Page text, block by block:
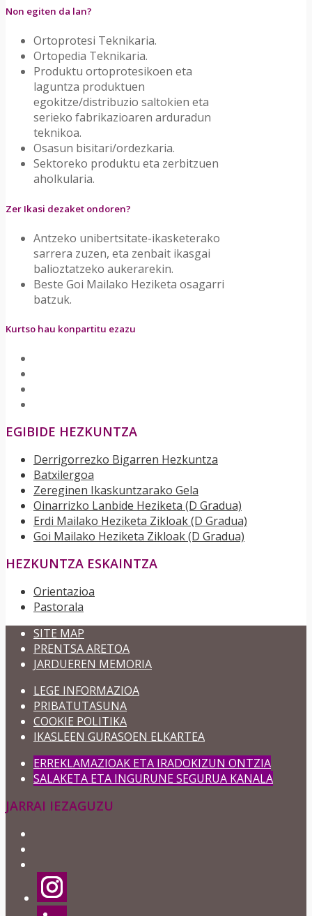
Non egiten da lan?
Ortoprotesi Teknikaria.
Ortopedia Teknikaria.
Produktu ortoprotesikoen eta
laguntza produktuen
egokitze/distribuzio saltokien eta
serieko fabrikazioaren arduradun
teknikoa.
Osasun bisitari/ordezkaria.
Sektoreko produktu eta zerbitzuen
aholkularia.
Zer Ikasi dezaket ondoren?
Antzeko unibertsitate-ikasketerako
sarrera zuzen, eta zenbait ikasgai
balioztatzeko aukerarekin.
Beste Goi Mailako Heziketa osagarri
batzuk.
Kurtso hau konpartitu ezazu
EGIBIDE HEZKUNTZA
Derrigorrezko Bigarren Hezkuntza
Batxilergoa
Zereginen Ikaskuntzarako Gela
Oinarrizko Lanbide Heziketa (D Gradua)
Erdi Mailako Heziketa Zikloak (D Gradua)
Goi Mailako Heziketa Zikloak (D Gradua)
HEZKUNTZA ESKAINTZA
Orientazioa
Pastorala
SITE MAP
PRENTSA ARETOA
JARDUEREN MEMORIA
LEGE INFORMAZIOA
PRIBATUTASUNA
COOKIE POLITIKA
IKASLEEN GURASOEN ELKARTEA
ERREKLAMAZIOAK ETA IRADOKIZUN ONTZIA
SALAKETA ETA INGURUNE SEGURUA KANALA
JARRAI IEZAGUZU